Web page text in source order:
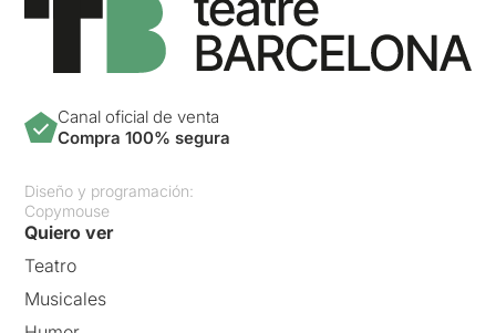
Canal oficial de venta
Compra 100% segura
Diseño y programación:
Copymouse
Quiero ver
Teatro
Musicales